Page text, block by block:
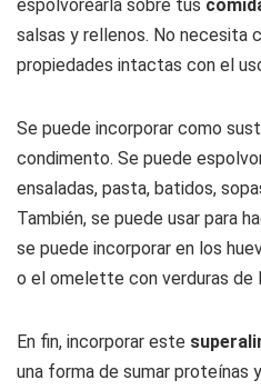
espolvorearla sobre tus
salsas y rellenos. No necesita
propiedades intactas con el
Se puede incorporar como
condimento. Se puede
ensaladas, pasta, batidos,
También, se puede usar para
se puede incorporar en los
o el omelette con verduras de
En fin, incorporar este
una forma de sumar proteínas